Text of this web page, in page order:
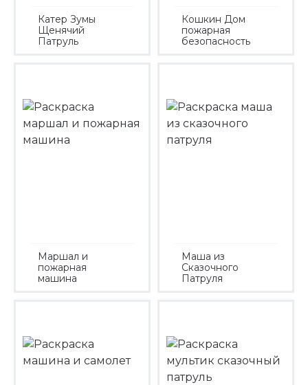
Катер Зумы
Щенячий
Патруль
Кошкин Дом
пожарная
безопасность
Маршал и
пожарная
машина
Маша из
Сказочного
Патруля